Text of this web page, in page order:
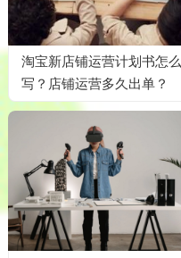
淘宝新店铺运营计划书怎么
写？店铺运营多久出单？